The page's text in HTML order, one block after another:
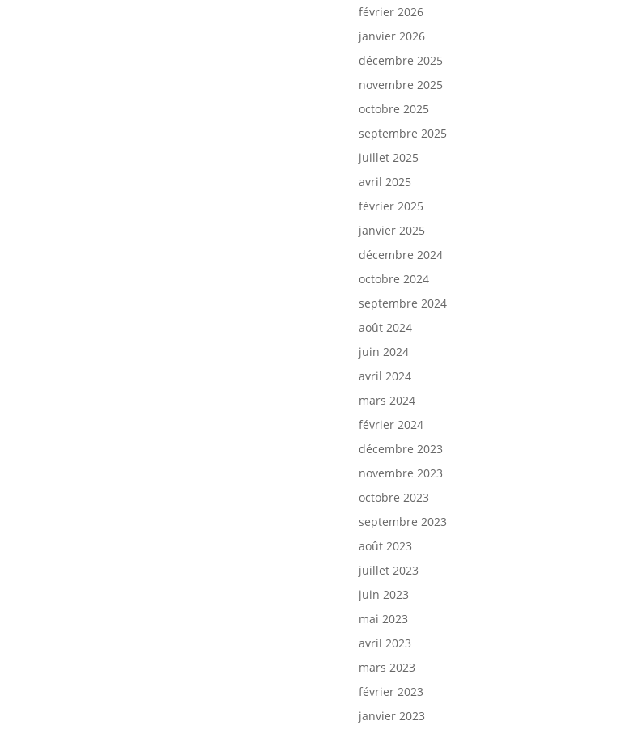
février 2026
janvier 2026
décembre 2025
novembre 2025
octobre 2025
septembre 2025
juillet 2025
avril 2025
février 2025
janvier 2025
décembre 2024
octobre 2024
septembre 2024
août 2024
juin 2024
avril 2024
mars 2024
février 2024
décembre 2023
novembre 2023
octobre 2023
septembre 2023
août 2023
juillet 2023
juin 2023
mai 2023
avril 2023
mars 2023
février 2023
janvier 2023